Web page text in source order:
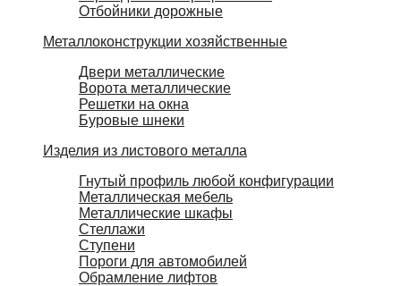
Отбойники дорожные
Металлоконструкции хозяйственные
Двери металлические
Ворота металлические
Решетки на окна
Буровые шнеки
Изделия из листового металла
Гнутый профиль любой конфигурации
Металлическая мебель
Металлические шкафы
Стеллажи
Ступени
Пороги для автомобилей
Обрамление лифтов